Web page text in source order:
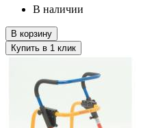
В наличии
В корзину
Купить в 1 клик